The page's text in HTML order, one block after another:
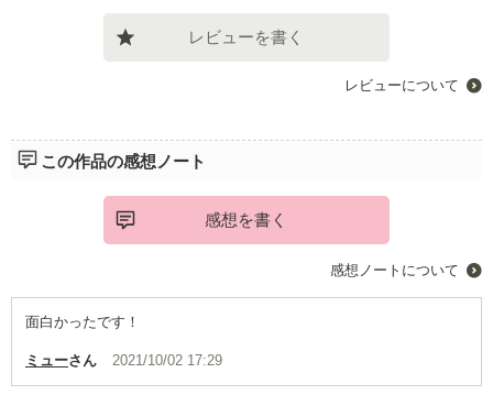
レビューを書く
レビューについて
この作品の感想ノート
感想を書く
感想ノートについて
面白かったです！
ミューさん 2021/10/02 17:29